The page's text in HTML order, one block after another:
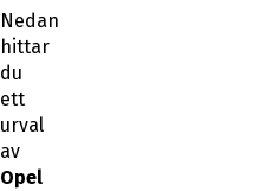
Nedan
hittar
du
ett
urval
av
Opel